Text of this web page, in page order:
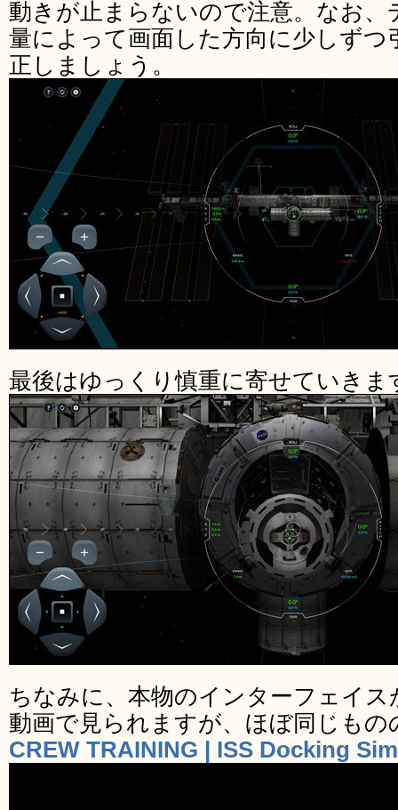
動きが止まらないので注意。なお
量によって画面した方向に少しずつ
正しましょう。
最後はゆっくり慎重に寄せていきま
ちなみに、本物のインターフェイ
動画で見られますが、ほぼ同じもの
CREW TRAINING | ISS Docking